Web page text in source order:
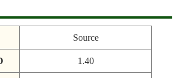
Source
1.40